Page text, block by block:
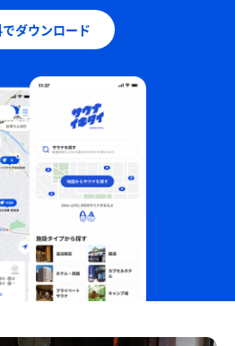
ダウンロード